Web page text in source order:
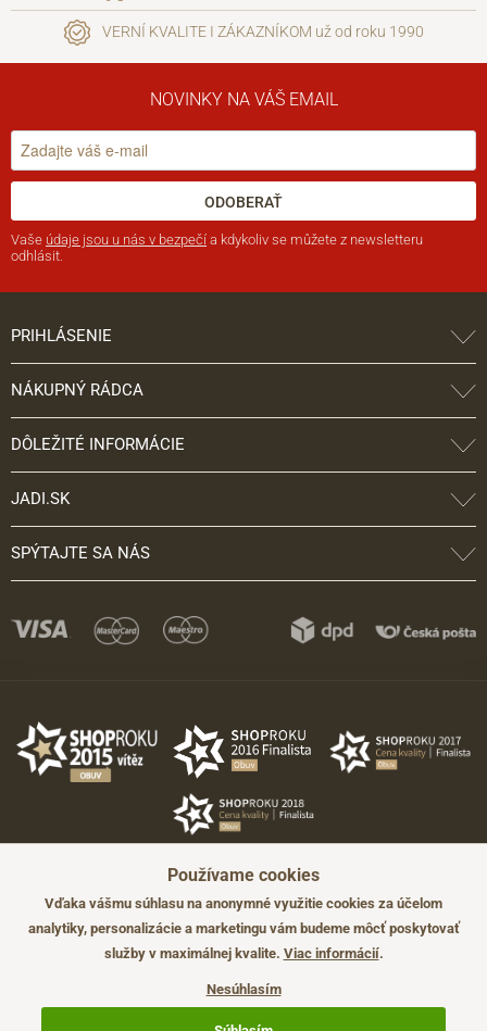
VERNÍ KVALITE I ZÁKAZNÍKOM už od roku 1990
NOVINKY NA VÁŠ EMAIL
ODOBERAŤ
Vaše údaje jsou u nás v bezpečí a kdykoliv se můžete z newsletteru
odhlásit.
PRIHLÁSENIE
NÁKUPNÝ RÁDCA
DÔLEŽITÉ INFORMÁCIE
JADI.SK
SPÝTAJTE SA NÁS
Údaje majú len informatívny charakter a môžu byť zmenené bez
Používame cookies
Vďaka vášmu súhlasu na anonymné využitie cookies za účelom
analytiky, personalizácie a marketingu vám budeme môcť poskytovať
služby v maximálnej kvalite. Viac informácií.
Nesúhlasím